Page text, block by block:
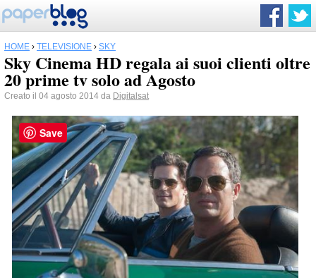
HOME › TELEVISIONE › SKY
Sky Cinema HD regala ai suoi clienti oltre
20 prime tv solo ad Agosto
Creato il 04 agosto 2014 da Digitalsat
Save